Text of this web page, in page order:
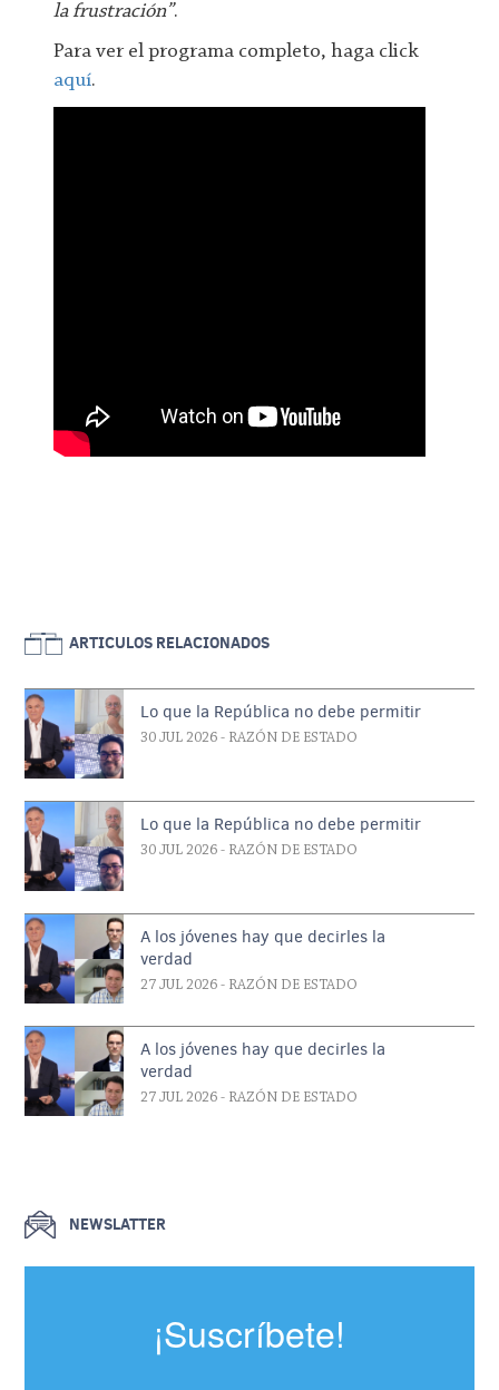
la frustración”.
Para ver el programa completo, haga click
aquí.
ARTICULOS RELACIONADOS
Lo que la República no debe permitir
30 JUL 2026 - RAZÓN DE ESTADO
Lo que la República no debe permitir
30 JUL 2026 - RAZÓN DE ESTADO
A los jóvenes hay que decirles la
verdad
27 JUL 2026 - RAZÓN DE ESTADO
A los jóvenes hay que decirles la
verdad
27 JUL 2026 - RAZÓN DE ESTADO
NEWSLATTER
¡Suscríbete!